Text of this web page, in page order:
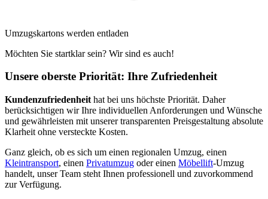
Umzugskartons werden entladen
Möchten Sie startklar sein? Wir sind es auch!
Unsere oberste Priorität: Ihre Zufriedenheit
Kundenzufriedenheit hat bei uns höchste Priorität. Daher
berücksichtigen wir Ihre individuellen Anforderungen und Wünsche
und gewährleisten mit unserer transparenten Preisgestaltung absolute
Klarheit ohne versteckte Kosten.
Ganz gleich, ob es sich um einen regionalen Umzug, einen
Kleintransport, einen Privatumzug oder einen Möbellift-Umzug
handelt, unser Team steht Ihnen professionell und zuvorkommend
zur Verfügung.